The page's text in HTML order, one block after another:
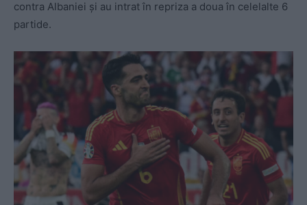
contra Albaniei și au intrat în repriza a doua în celelalte 6
partide.